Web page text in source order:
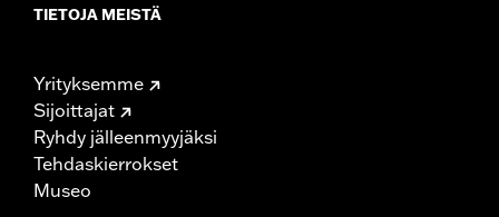
TIETOJA MEISTÄ
Yrityksemme
Sijoittajat
Ryhdy jälleenmyyjäksi
Tehdaskierrokset
Museo